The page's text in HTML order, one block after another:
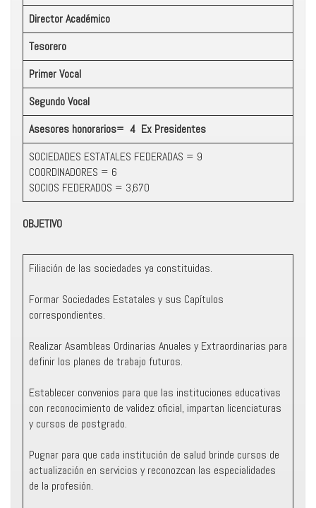
Director Académico
Tesorero
Primer Vocal
Segundo Vocal
Asesores honorarios= 4 Ex Presidentes
SOCIEDADES ESTATALES FEDERADAS = 9
COORDINADORES = 6
SOCIOS FEDERADOS = 3,670
OBJETIVO
Filiación de las sociedades ya constituidas.
Formar Sociedades Estatales y sus Capítulos
correspondientes.
Realizar Asambleas Ordinarias Anuales y Extraordinarias para
definir los planes de trabajo futuros.
Establecer convenios para que las instituciones educativas
con reconocimiento de validez oficial, impartan licenciaturas
y cursos de postgrado.
Pugnar para que cada institución de salud brinde cursos de
actualización en servicios y reconozcan las especialidades
de la profesión.